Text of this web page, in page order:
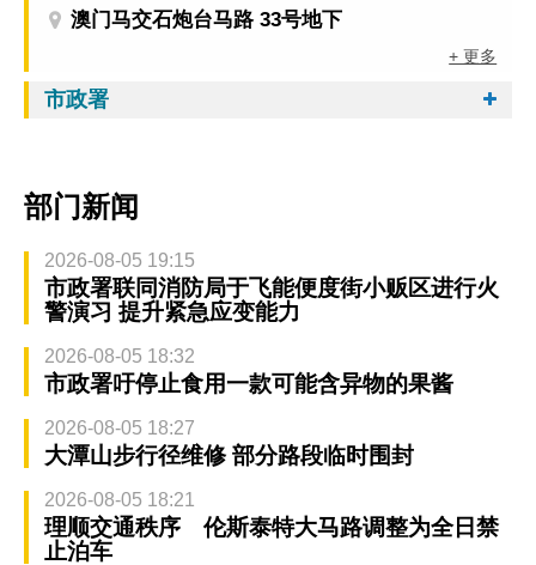
澳门马交石炮台马路 33号地下
+ 更多
市政署
部门新闻
2026-08-05 19:15
市政署联同消防局于飞能便度街小贩区进行火
警演习 提升紧急应变能力
2026-08-05 18:32
市政署吁停止食用一款可能含异物的果酱
2026-08-05 18:27
大潭山步行径维修 部分路段临时围封
2026-08-05 18:21
理顺交通秩序 伦斯泰特大马路调整为全日禁
止泊车